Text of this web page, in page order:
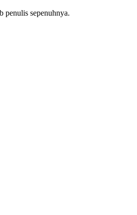
penulis sepenuhnya.